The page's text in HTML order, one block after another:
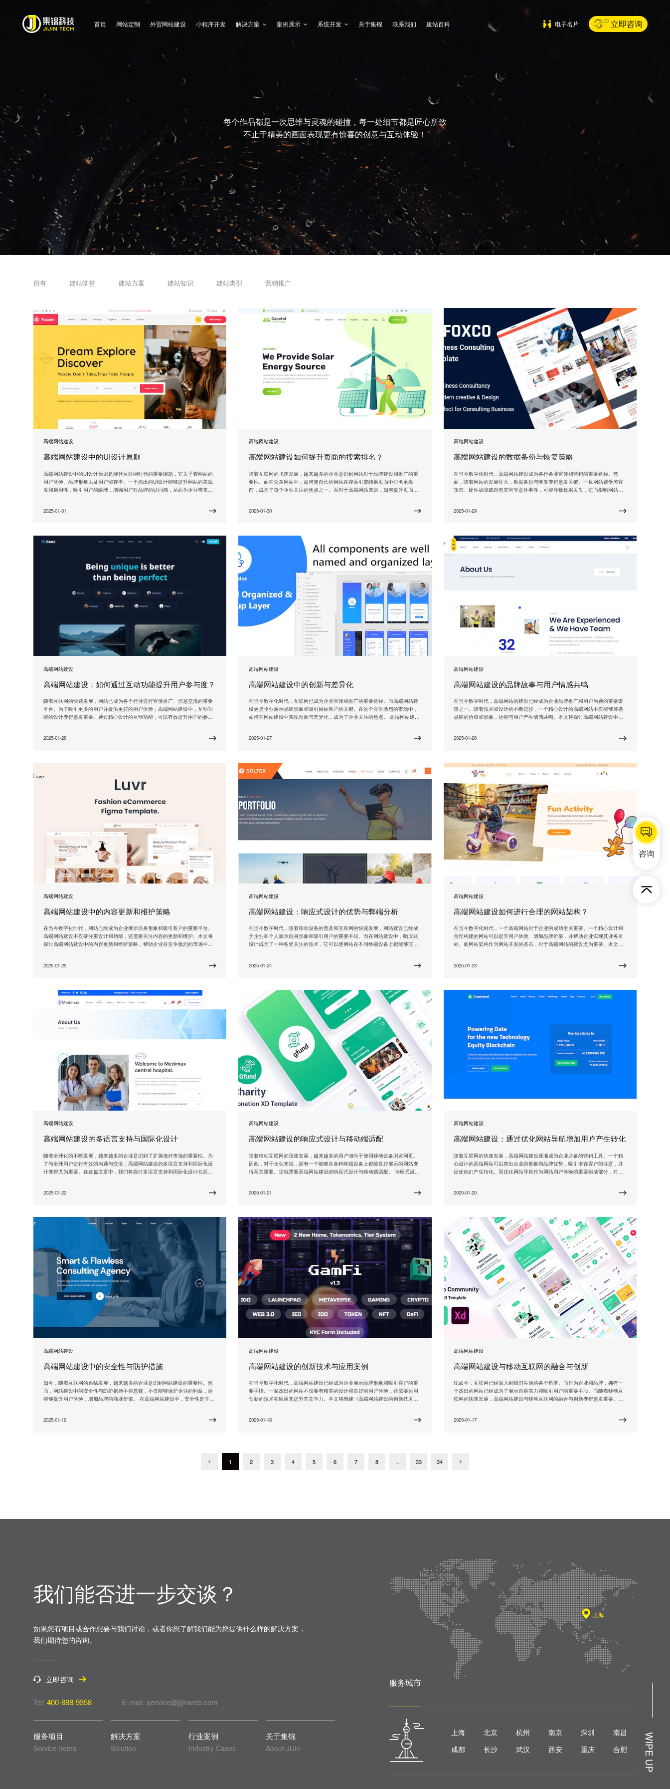
首页 网站定制 外贸网站建设 小程序开发 解决方案 案例展示 系统开发 关于集锦 联系我们 建站百科 电子名片 立即咨询
每个作品都是一次思维与灵魂的碰撞，每一处细节都是匠心所致
不止于精美的画面表现更有惊喜的创意与互动体验！
所有 建站学堂 建站方案 建站知识 建站类型 营销推广
高端网站建设
高端网站建设中的UI设计原则
高端网站建设中的UI设计原则是现代互联网时代的重要课题，它关乎着网站的
用户体验、品牌形象以及用户留存率。一个杰出的UI设计能够提升网站的美观
度和易用性，吸引用户的眼球，增强用户对品牌的认同感，从而为企业带来更
用效率。品牌网站作为企业形象的代表，需要通过简洁
2025-01-31
高端网站建设
高端网站建设如何提升页面的搜索排名？
随着互联网的飞速发展，越来越多的企业意识到网站对于品牌建设和推广的重
要性。而在众多网站中，如何使自己的网站在搜索引擎结果页面中排名更靠
前，成为了每个企业关注的焦点之一。而对于高端网站来说，如何提升页面的
搜索意图和需求。通过分析用户行为和竞争对手，确定与自
2025-01-30
高端网站建设
高端网站建设的数据备份与恢复策略
在当今数字化时代，高端网站建设成为各行各业宣传和营销的重要途径。然
而，随着网站的发展壮大，数据备份与恢复变得愈发关键。一旦网站遭受黑客
攻击、硬件故障或自然灾害等意外事件，可能导致数据丢失，进而影响网站的
深知数据备份与恢复的重要性，为此推出了一系列专业产品和
2025-01-29
高端网站建设
高端网站建设：如何通过互动功能提升用户参与度？
随着互联网的快速发展，网站已成为各个行业进行宣传推广、信息交流的重要
平台。为了吸引更多的用户并提供更好的用户体验，高端网站建设中，互动功
能的设计变得愈发重要。通过精心设计的互动功能，可以有效提升用户的参与
地了解用户需求，并根据用户的喜好和习惯进行行为推
2025-01-28
高端网站建设
高端网站建设中的创新与差异化
在当今数字化时代，互联网已成为企业宣传和推广的重要途径。而高端网站建
设更是企业展示品牌形象和吸引目标客户的关键。在这个竞争激烈的市场中，
如何在网站建设中实现创新与差异化，成为了企业关注的焦点。 高端网站建设
面设计，符合用户习惯的操作方式，以及丰富的互动功能。
2025-01-27
高端网站建设
高端网站建设的品牌故事与用户情感共鸣
在当今数字时代，高端网站的建设已经成为企业品牌推广和用户沟通的重要渠
道之一。随着技术和设计的不断进步，一个精心设计的高端网站不仅能够传递
品牌的价值和形象，还能与用户产生情感共鸣。本文将探讨高端网站建设中的
事，企业能够与用户建立起情感上的共鸣。品牌故事应该基于
2025-01-26
高端网站建设
高端网站建设中的内容更新和维护策略
在当今数字化时代，网站已经成为企业展示自身形象和吸引客户的重要平台。
高端网站建设不仅要注重设计和功能，还需要关注内容的更新和维护。本文将
探讨高端网站建设中的内容更新和维护策略，帮助企业在竞争激烈的市场中保
态、企业新闻等。通过定期更新内容，网站能够吸引用户的注
2025-01-25
高端网站建设
高端网站建设：响应式设计的优势与弊端分析
在当今数字时代，随着移动设备的普及和互联网的快速发展，网站建设已经成
为企业和个人展示自身形象和吸引用户的重要手段。而在网站建设中，响应式
设计成为了一种备受关注的技术，它可以使网站在不同终端设备上都能够完美
势就是提供了跨终端的一致性体验。无论用户是使用电脑、
2025-01-24
高端网站建设
高端网站建设如何进行合理的网站架构？
在当今数字化时代，一个高端网站对于企业的成功至关重要。一个精心设计和
合理构建的网站可以提升用户体验、增加品牌价值，并帮助企业实现其业务目
标。而网站架构作为网站开发的基石，对于高端网站的建设尤为重要。本文将
户轻松地找到所需的信息。为了实现清晰的信息架构，首先
2025-01-23
高端网站建设
高端网站建设的多语言支持与国际化设计
随着全球化的不断发展，越来越多的企业意识到了扩展海外市场的重要性。为
了与全球用户进行有效的沟通与交流，高端网站建设的多语言支持和国际化设
计变得尤为重要。在这篇文章中，我们将探讨多语言支持和国际化设计在高端
选择成为一项关键任务。多语言支持为网站的国际化设计提
2025-01-22
高端网站建设
高端网站建设的响应式设计与移动端适配
随着移动互联网的迅速发展，越来越多的用户倾向于使用移动设备浏览网页。
因此，对于企业来说，拥有一个能够在各种终端设备上都能良好展示的网站变
得至关重要。这就需要高端网站建设的响应式设计与移动端适配。 响应式设计
大小、图片尺寸等元素，从而使得用户无论是在大屏
2025-01-21
高端网站建设
高端网站建设：通过优化网站导航增加用户产生转化
随着互联网的快速发展，高端网站建设逐渐成为企业必备的营销工具。一个精
心设计的高端网站可以突出企业的形象和品牌优势，吸引潜在客户的注意，并
促使他们产生转化。而优化网站导航作为网站用户体验的重要组成部分，对于
栏，可以帮助用户快速找到所需的信息，提升用户的浏览效
2025-01-20
高端网站建设
高端网站建设中的安全性与防护措施
如今，随着互联网的迅猛发展，越来越多的企业意识到网站建设的重要性。然
而，网站建设中的安全性与防护措施不容忽视，不仅能够保护企业的利益，还
能够提升用户体验，增加品牌的商业价值。 在高端网站建设中，安全性是非常
2025-01-19
高端网站建设
高端网站建设的创新技术与应用案例
在当今数字化时代，高端网站建设已经成为企业展示品牌形象和吸引客户的重
要手段。一家杰出的网站不仅要有精美的设计和良好的用户体验，还需要运用
创新的技术和应用来提升其竞争力。本文将围绕《高端网站建设的创新技术与
XYZ公司是一家在行业内具有较高声誉的企业，他们决定
2025-01-18
高端网站建设
高端网站建设与移动互联网的融合与创新
现如今，互联网已经深入到我们生活的各个角落。而作为企业和品牌，拥有一
个杰出的网站已经成为了展示自身实力和吸引用户的重要手段。而随着移动互
联网的快速发展，高端网站建设与移动互联网的融合与创新变得愈发重要。只
心，注重用户体验的同时，也注重不断创新和技术进步。我
2025-01-17
1 2 3 4 5 6 7 8 ... 33 34
WIPE UP
我们能否进一步交谈？
如果您有项目或合作想要与我们讨论，或者你想了解我们能为您提供什么样的解决方案，
我们期待您的咨询。
立即咨询
Tel:400-888-9358 E-mail: service@jijinweb.com
服务项目
Service Items
解决方案
Solution
行业案例
Industry Cases
关于集锦
About JiJin
服务城市
上海 北京 杭州 南京 深圳
南昌
成都
长沙 武汉 西安 重庆 合肥
咨询